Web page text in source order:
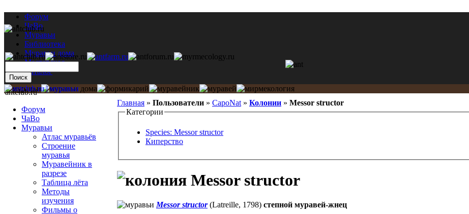
Форум
ЧаВо
Муравьи
Библиотека
Муравьи дома
Мастерская
Каталог
Главная » Пользователи » CapoNat » Колонии » Messor structor
Категории
Species: Messor structor
Киперство
Messor structor
Messor structor(Latreille, 1798) степной муравей-жнец
antclub.ru
Форум
ЧаВо
Муравьи
Атлас муравьёв
Строение
муравья
Муравейник в
разрезе
Таблица лёта
Методы
изучения
Фильмы о